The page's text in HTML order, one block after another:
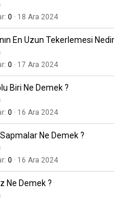
0 18 Ara 2024
En Uzun Tekerlemesi
0 17 Ara 2024
Biri Ne Demek ?
0 16 Ara 2024
Ne Demek ?
0 16 Ara 2024
Ne Demek ?